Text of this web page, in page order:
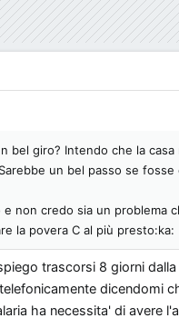
bel giro? Intendo che la casa
un bel passo se fosse
non credo sia un problema
la povera C al più presto:ka:
trascorsi 8 giorni
dicendomi
ha necessita' di avere